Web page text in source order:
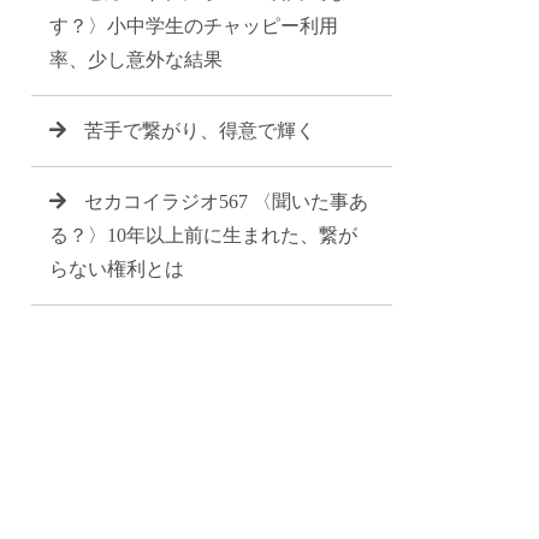
す？〉小中学生のチャッピー利用
率、少し意外な結果
苦手で繋がり、得意で輝く
セカコイラジオ567 〈聞いた事あ
る？〉10年以上前に生まれた、繋が
らない権利とは